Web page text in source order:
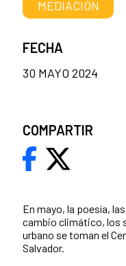
En mayo, la poesía,
cambio climático, los
urbano se toman el
Salvador.
MEDIACIÓN
FECHA
30 MAYO 2024
COMPARTIR